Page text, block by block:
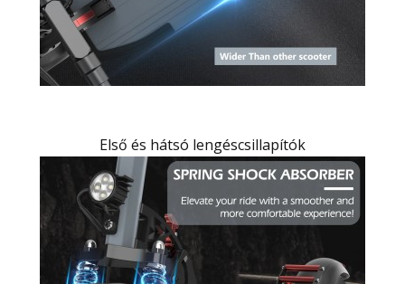
Első és hátsó lengéscsillapítók